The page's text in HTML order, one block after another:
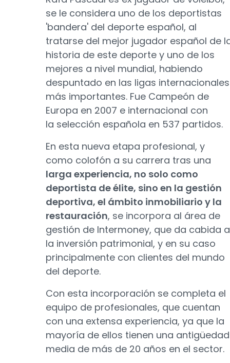
se le considera uno de los deportistas
'bandera' del deporte español, al
tratarse del mejor jugador español de
historia de este deporte y uno de los
mejores a nivel mundial, habiendo
despuntado en las ligas internacionales
más importantes. Fue Campeón de
Europa en 2007 e internacional con
la selección española en 537 partidos.
En esta nueva etapa profesional, y
como colofón a su carrera tras una
larga experiencia, no solo como
deportista de élite, sino en la gestión
deportiva, el ámbito inmobiliario y la
restauración, se incorpora al área de
gestión de Intermoney, que da cabida a
la inversión patrimonial, y en su caso
principalmente con clientes del mundo
del deporte.
Con esta incorporación se completa el
equipo de profesionales, que cuentan
con una extensa experiencia, ya que la
mayoría de ellos tienen una antigüedad
media de más de 20 años en el sector.